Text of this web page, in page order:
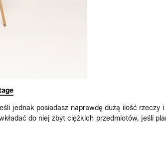
jednak posiadasz naprawdę dużą ilość rzeczy i
do niej zbyt ciężkich przedmiotów, jeśli